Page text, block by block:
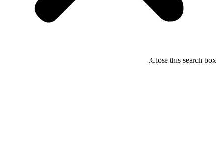
Close this search box.